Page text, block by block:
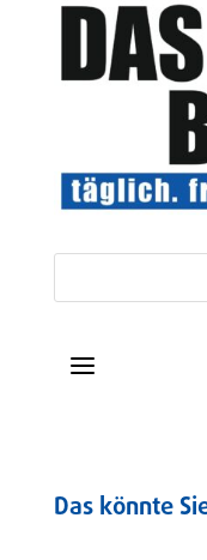
a
Das könnte